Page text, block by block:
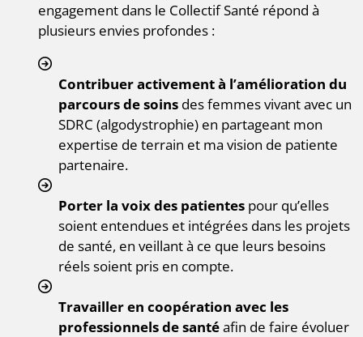
engagement dans le Collectif Santé répond à
plusieurs envies profondes :
Contribuer activement à l’amélioration du
parcours de soins des femmes vivant avec un
SDRC (algodystrophie) en partageant mon
expertise de terrain et ma vision de patiente
partenaire.
Porter la voix des patientes pour qu’elles
soient entendues et intégrées dans les projets
de santé, en veillant à ce que leurs besoins
réels soient pris en compte.
Travailler en coopération avec les
professionnels de santéafin de faire évoluer